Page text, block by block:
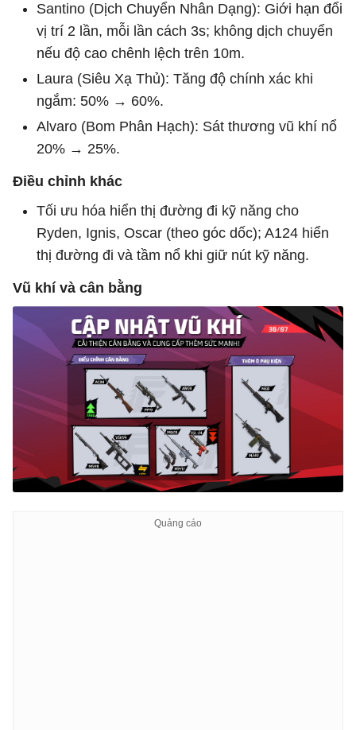
Santino (Dịch Chuyển Nhân Dạng): Giới hạn đổi
vị trí 2 lần, mỗi lần cách 3s; không dịch chuyển
nếu độ cao chênh lệch trên 10m.
Laura (Siêu Xạ Thủ): Tăng độ chính xác khi
ngắm: 50% → 60%.
Alvaro (Bom Phân Hạch): Sát thương vũ khí nổ
20% → 25%.
Điều chỉnh khác
Tối ưu hóa hiển thị đường đi kỹ năng cho
Ryden, Ignis, Oscar (theo góc dốc); A124 hiển
thị đường đi và tầm nổ khi giữ nút kỹ năng.
Vũ khí và cân bằng